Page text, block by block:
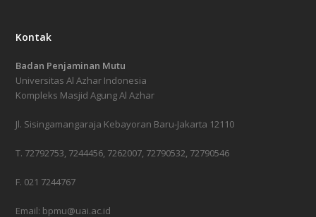
Kontak
Badan Penjaminan Mutu
Universitas Al Azhar Indonesia
Kompleks Masjid Agung Al Azhar
Jl. Sisingamangaraja Kebayoran Baru-Jakarta 12110
T. 72792753, 7244456, 7262007, 72790532, 72790546
F. 021 7244767
Email: bpmu@uai.ac.id